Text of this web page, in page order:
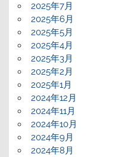
2025年7月
2025年6月
2025年5月
2025年4月
2025年3月
2025年2月
2025年1月
2024年12月
2024年11月
2024年10月
2024年9月
2024年8月